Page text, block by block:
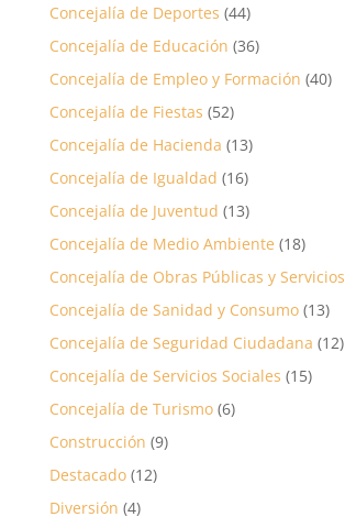
Concejalía de Deportes (44)
Concejalía de Educación (36)
Concejalía de Empleo y Formación (40)
Concejalía de Fiestas (52)
Concejalía de Hacienda (13)
Concejalía de Igualdad (16)
Concejalía de Juventud (13)
Concejalía de Medio Ambiente (18)
Concejalía de Obras Públicas y Servicios
Concejalía de Sanidad y Consumo(13)
Concejalía de Seguridad Ciudadana (12)
Concejalía de Servicios Sociales (15)
Concejalía de Turismo(6)
Construcción (9)
Destacado(12)
Diversión (4)